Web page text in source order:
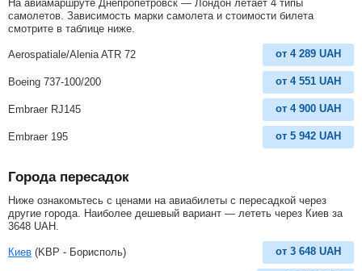
На авиамаршруте Днепропетровск — Лондон летает 4 типы
самолетов. Зависимость марки самолета и стоимости билета
смотрите в таблице ниже.
Aerospatiale/Alenia ATR 72 от 4 289 UAH
Boeing 737-100/200 от 4 551 UAH
Embraer RJ145 от 4 900 UAH
Embraer 195 от 5 942 UAH
Города пересадок
Ниже ознакомьтесь с ценами на авиабилеты с пересадкой через
другие города. Наиболее дешевый вариант — лететь через Киев за
3648 UAH
Киев (KBP - Борисполь) от 3 648 UAH